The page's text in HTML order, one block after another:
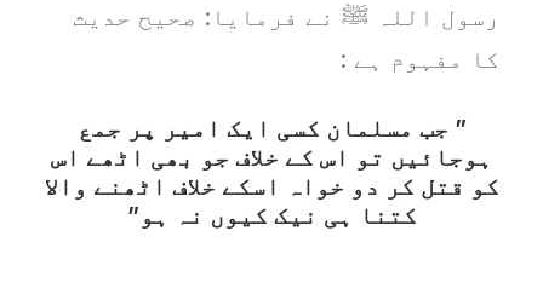
رسول اللہ ﷺ نے فرمایا: صحیح حدیث
کا مفہوم ہے :
” جب مسلمان کسی ایک امیر پر جمع
ہوجائیں تو اس کے خلاف جو بھی اٹھے اس
کو قتل کر دو خواہ اسکے خلاف اٹھنے والا
کتنا ہی نیک کیوں نہ ہو”